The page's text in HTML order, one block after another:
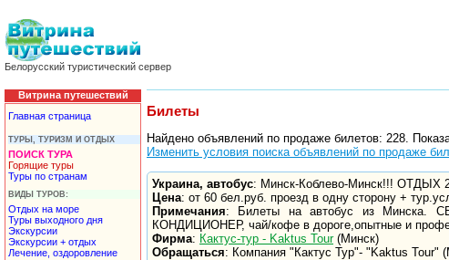
Белорусский туристический сервер
Витрина путешествий
Главная страница
ТУРЫ, ТУРИЗМ И ОТДЫХ
ПОИСК ТУРА
Горящие туры
Туры по странам
ВИДЫ ТУРОВ:
Отдых на море
Туры выходного дня
Экскурсии
Экскурсии + отдых
Лечение, оздоровление
Билеты
Найдено объявлений по продаже билетов: 228.
Изменить условия поиска объявлений по продаже
Украина, автобус: Минск-Коблево-Минск!!! ОТДЫХ
Цена: от 60 бел.руб. проезд в одну сторону +
Примечания: Билеты на автобус из Минска.
КОНДИЦИОНЕР, чай/кофе в дороге,опытные и
Фирма: Кактус-тур - Kaktus Tour(Минск)
Обращаться: Компания "Кактус Тур"- "Kaktus Tour"